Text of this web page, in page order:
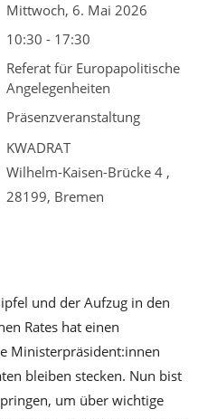
Mittwoch, 6. Mai 2026
10:30 - 17:30
Referat für Europapolitische
Angelegenheiten
Präsenzveranstaltung
KWADRAT
Wilhelm-Kaisen-Brücke 4 ,
28199, Bremen
und der Aufzug in den
Rates hat einen
Ministerpräsident:innen
bleiben stecken. Nun bist
um über wichtige